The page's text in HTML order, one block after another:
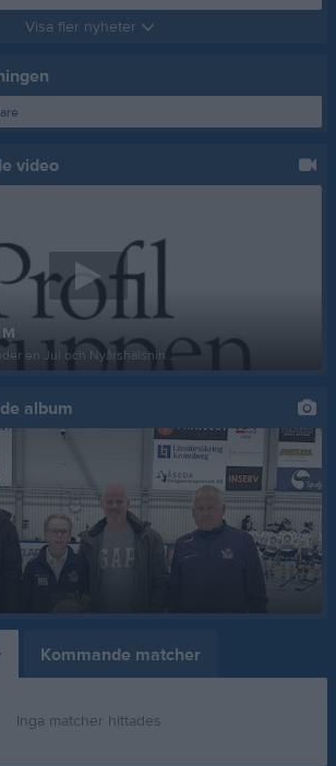
Visa fler nyheter
video
en Jul och Nyårshälsnin...
album
Kommande matcher
Inga matcher hittades